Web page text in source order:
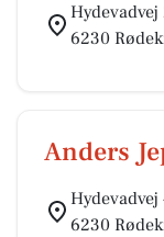
Hydevadvej
6230
Anders
Hydevadvej
6230